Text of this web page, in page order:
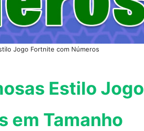
Jogo Fortnite com Números
Estilo Jogo
em Tamanho